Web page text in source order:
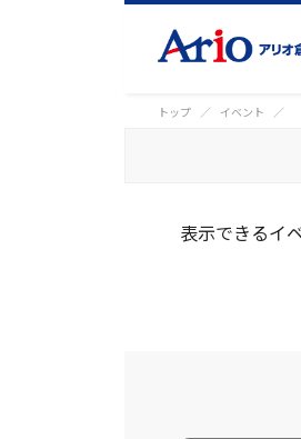
トップ イベント
表示できるイ